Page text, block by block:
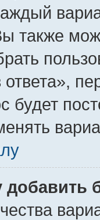
также
будет
добавить